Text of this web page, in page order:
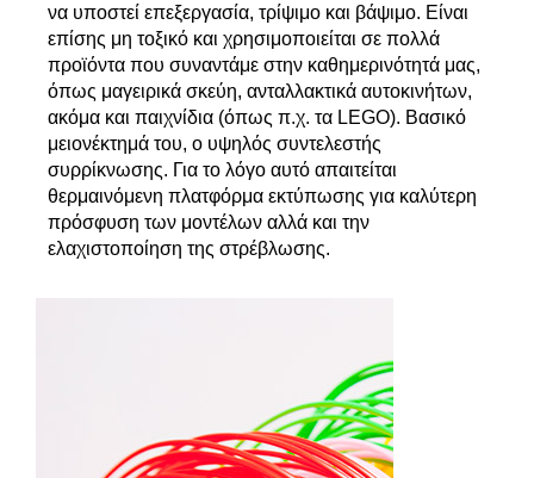
να υποστεί επεξεργασία, τρίψιμο και βάψιμο. Είναι
επίσης μη τοξικό και χρησιμοποιείται σε πολλά
προϊόντα που συναντάμε στην καθημερινότητά μας,
όπως μαγειρικά σκεύη, ανταλλακτικά αυτοκινήτων,
ακόμα και παιχνίδια (όπως π.χ. τα LEGO). Βασικό
μειονέκτημά του, ο υψηλός συντελεστής
συρρίκνωσης. Για το λόγο αυτό απαιτείται
θερμαινόμενη πλατφόρμα εκτύπωσης για καλύτερη
πρόσφυση των μοντέλων αλλά και την
ελαχιστοποίηση της στρέβλωσης.